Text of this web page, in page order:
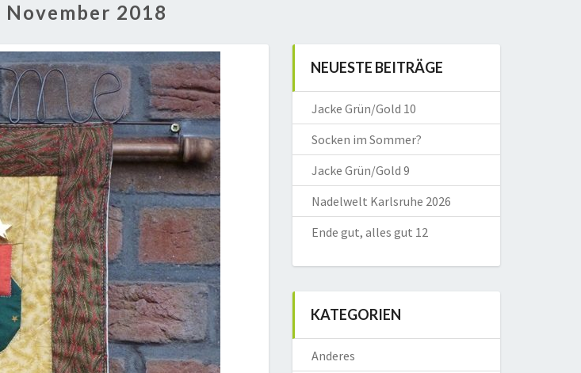
November 2018
NEUESTE BEITRÄGE
Jacke Grün/Gold 10
Socken im Sommer?
Jacke Grün/Gold 9
Nadelwelt Karlsruhe 2026
Ende gut, alles gut 12
KATEGORIEN
Anderes